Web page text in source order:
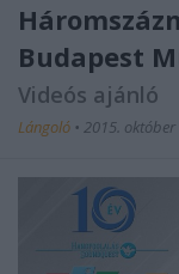
Budapest
Videós ajánló
Lángoló • 2015. október